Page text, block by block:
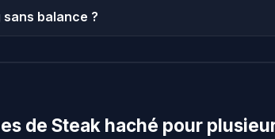
balance ?
de Steak haché pour